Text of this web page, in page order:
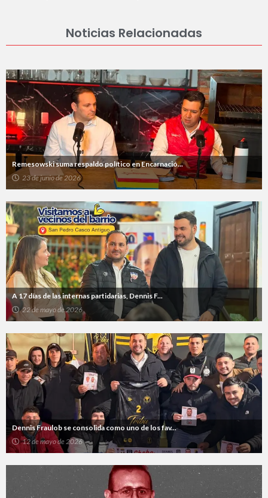
Noticias Relacionadas
Remesowski suma respaldo político en Encarnació...
23 de junio de 2026
A 17 días de las internas partidarias, Dennis F...
22 de mayo de 2026
Dennis Fraulob se consolida como uno de los fav...
12 de mayo de 2026